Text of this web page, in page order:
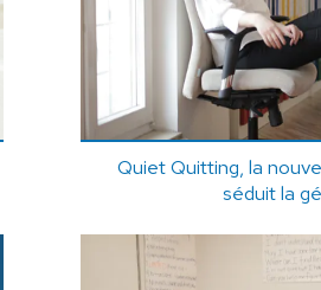
Quiet Quitting, la
séduit la